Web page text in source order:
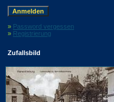
» Password vergessen
» Registrierung
Zufallsbild